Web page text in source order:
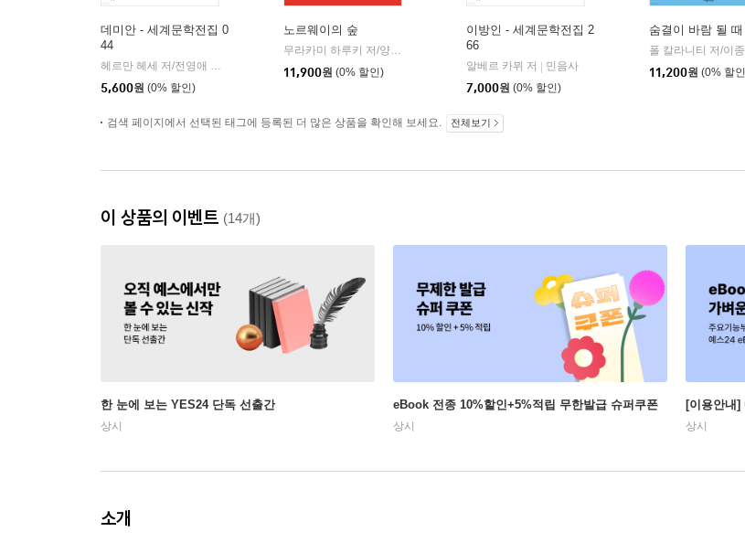
데미안 - 세계문학전집 0
44
헤르만 헤세 저/전영애 역
5,600원 (0% 할인)
노르웨이의 숲
무라카미 하루키 저/양억관 역
민음사
11,900원 (0% 할인)
이방인 - 세계문학전집 2
66
알베르 카뮈 저
민음사
7,000원 (0% 할인)
숨결이 바람 될 때
11,200원 (0% 할
검색 페이지에서 선택된 태그에 등록된 더 많은 상품을 확인해 보세요. 전체보기
이 상품의 이벤트 (14개)
한 눈에 보는 YES24 단독 선출간
상시
eBook 전종 10%할인+5%적립 무한발급 슈퍼쿠폰
상시
[이용안내
상시
소개